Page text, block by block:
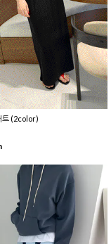
트 (2color)